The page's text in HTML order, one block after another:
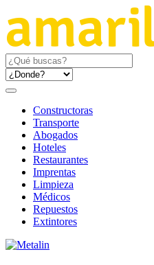
Constructoras
Transporte
Abogados
Hoteles
Restaurantes
Imprentas
Limpieza
Médicos
Repuestos
Extintores